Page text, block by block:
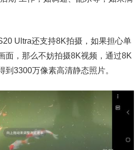
Ultra还支持8K拍摄，如果担心单
面，那么不妨拍摄8K视频，通过8K
到3300万像素高清静态照片。